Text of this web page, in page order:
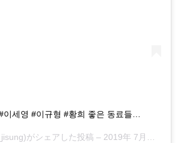
이세영 #이규형 #황희 좋은 동료들…
がシェアした投稿 – 2019年 7月月18日午前4時43分PDT